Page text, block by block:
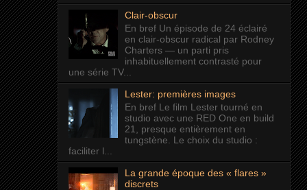
Clair-obscur
En bref Un épisode de 24 éclairé
en clair-obscur radical par Rodney
Charters — un parti pris
inhabituellement contrasté pour
une série TV...
Lester: premières images
En bref Le film Lester tourné en
studio avec une RED One en build
21, presque entièrement en
tungstène. Le choix du studio :
faciliter l...
La grande époque des « flares »
discrets